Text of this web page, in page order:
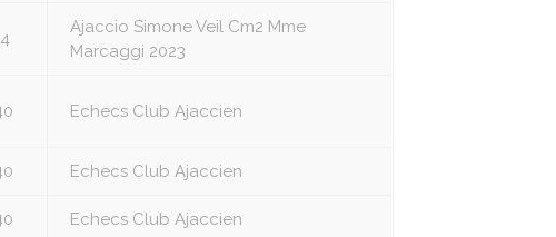
Ajaccio Simone Veil Cm2 Mme
Marcaggi 2023
Echecs Club Ajaccien
Echecs Club Ajaccien
Echecs Club Ajaccien